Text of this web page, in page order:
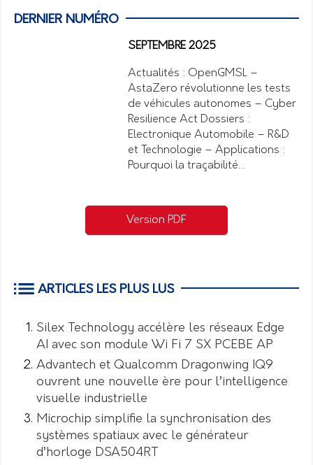
DERNIER NUMÉRO
SEPTEMBRE 2025
Actualités : OpenGMSL –
AstaZero révolutionne les tests
de véhicules autonomes – Cyber
Resilience Act Dossiers :
Electronique Automobile – R&D
et Technologie – Applications :
Pourquoi la traçabilité…
Version PDF
ARTICLES LES PLUS LUS
Silex Technology accélère les réseaux Edge
AI avec son module Wi Fi 7 SX PCEBE AP
Advantech et Qualcomm Dragonwing IQ9
ouvrent une nouvelle ère pour l’intelligence
visuelle industrielle
Microchip simplifie la synchronisation des
systèmes spatiaux avec le générateur
d’horloge DSA504RT